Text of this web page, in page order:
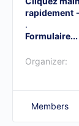
rapidement
.
Formulaire...
Organizer:
Members